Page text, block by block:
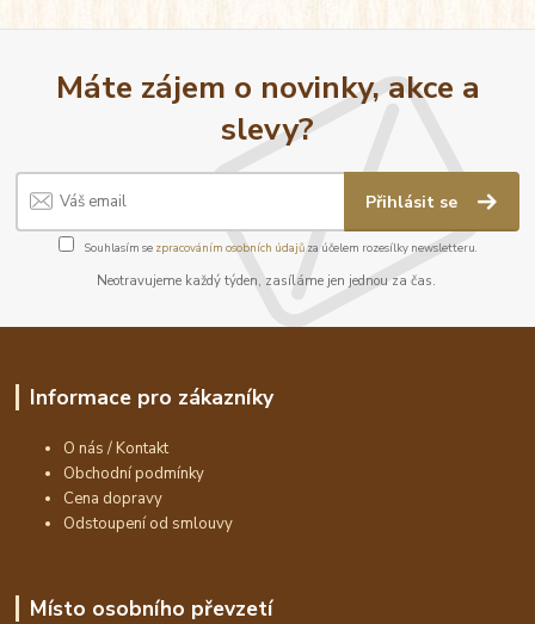
Máte zájem o novinky, akce a
slevy?
Přihlásit se
Souhlasím se zpracováním osobních údajůza účelem rozesílky newsletteru.
Neotravujeme každý týden, zasíláme jen jednou za čas.
Informace pro zákazníky
O nás / Kontakt
Obchodní podmínky
Cena dopravy
Odstoupení od smlouvy
Místo osobního převzetí